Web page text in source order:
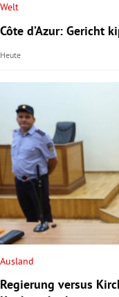
Welt
Côte d’Azur: Gericht
Heute
Ausland
Regierung versus